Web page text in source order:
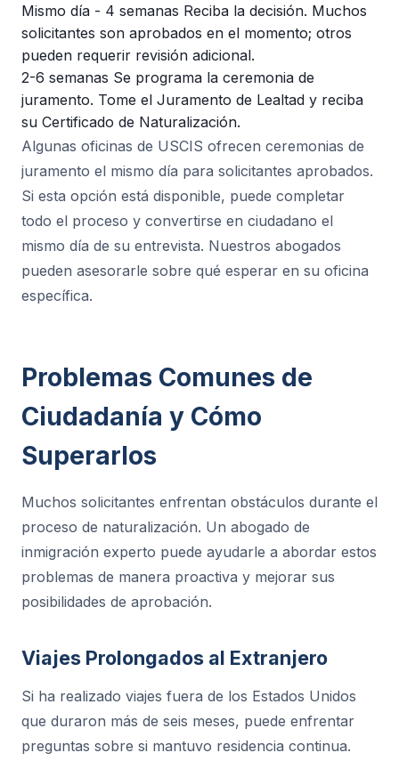
Mismo día - 4 semanas Reciba la decisión. Muchos
solicitantes son aprobados en el momento; otros
pueden requerir revisión adicional.
2-6 semanas Se programa la ceremonia de
juramento. Tome el Juramento de Lealtad y reciba
su Certificado de Naturalización.
Algunas oficinas de USCIS ofrecen ceremonias de
juramento el mismo día para solicitantes aprobados.
Si esta opción está disponible, puede completar
todo el proceso y convertirse en ciudadano el
mismo día de su entrevista. Nuestros abogados
pueden asesorarle sobre qué esperar en su oficina
específica.
Problemas Comunes de
Ciudadanía y Cómo
Superarlos
Muchos solicitantes enfrentan obstáculos durante el
proceso de naturalización. Un abogado de
inmigración experto puede ayudarle a abordar estos
problemas de manera proactiva y mejorar sus
posibilidades de aprobación.
Viajes Prolongados al Extranjero
Si ha realizado viajes fuera de los Estados Unidos
que duraron más de seis meses, puede enfrentar
preguntas sobre si mantuvo residencia continua.